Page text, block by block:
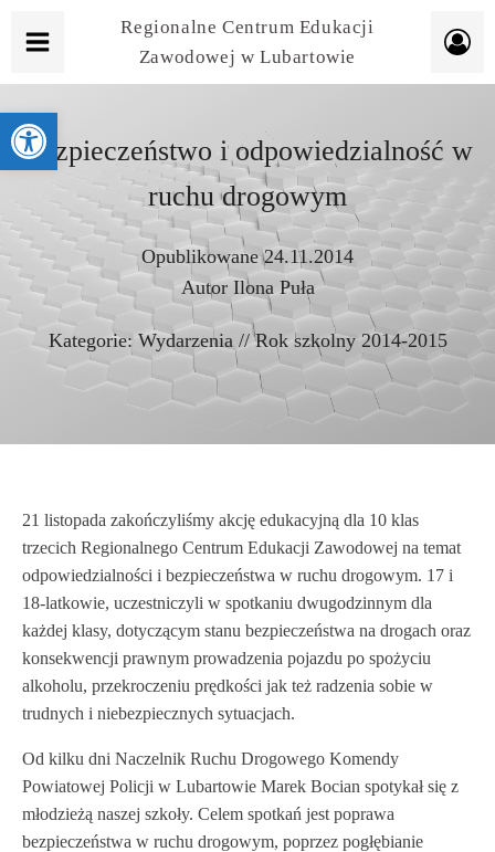
Regionalne Centrum Edukacji
Zawodowej w Lubartowie
Bezpieczeństwo i odpowiedzialność w
ruchu drogowym
Opublikowane24.11.2014
Autor Ilona Puła
Kategorie: Wydarzenia//Rok szkolny 2014-2015
21 listopada zakończyliśmy akcję edukacyjną dla 10 klas
trzecich Regionalnego Centrum Edukacji Zawodowej na temat
odpowiedzialności i bezpieczeństwa w ruchu drogowym. 17 i
18-latkowie, uczestniczyli w spotkaniu dwugodzinnym dla
każdej klasy, dotyczącym stanu bezpieczeństwa na drogach oraz
konsekwencji prawnym prowadzenia pojazdu po spożyciu
alkoholu, przekroczeniu prędkości jak też radzenia sobie w
trudnych i niebezpiecznych sytuacjach.
Od kilku dni Naczelnik Ruchu Drogowego Komendy
Powiatowej Policji w Lubartowie Marek Bocian spotykał się z
młodzieżą naszej szkoły. Celem spotkań jest poprawa
bezpieczeństwa w ruchu drogowym, poprzez pogłębianie
Otwórz pasek narzędzi